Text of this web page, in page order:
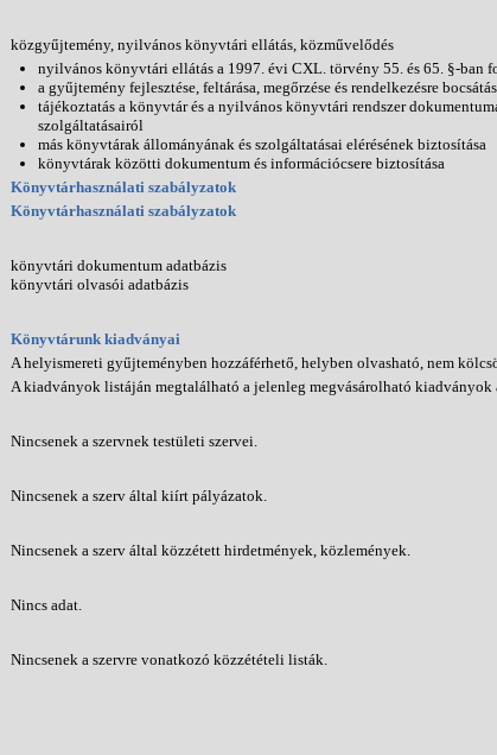
közgyűjtemény, nyilvános könyvtári ellátás, közművelődés
nyilvános könyvtári ellátás a 1997. évi CXL. törvény 55. és 65. §-ban
a gyűjtemény fejlesztése, feltárása, megőrzése és rendelkezésre
tájékoztatás a könyvtár és a nyilvános könyvtári rendszer
szolgáltatásairól
más könyvtárak állományának és szolgáltatásai elérésének biztosítása
könyvtárak közötti dokumentum és információcsere biztosítása
Könyvtárhasználati szabályzatok
Könyvtárhasználati szabályzatok
könyvtári dokumentum adatbázis
könyvtári olvasói adatbázis
Könyvtárunk kiadványai
A helyismereti gyűjteményben hozzáférhető, helyben olvasható, nem
A kiadványok listáján megtalálható a jelenleg megvásárolható kiadványok
Nincsenek a szervnek testületi szervei.
Nincsenek a szerv által kiírt pályázatok.
Nincsenek a szerv által közzétett hirdetmények, közlemények.
Nincs adat.
Nincsenek a szervre vonatkozó közzétételi listák.